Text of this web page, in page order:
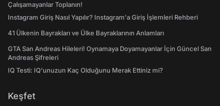
Çalışamayanlar Toplanın!
Instagram Giriş Nasıl Yapılır? Instagram'a Giriş İşlemleri Rehberi
41 Ülkenin Bayrakları ve Ülke Bayraklarının Anlamları
GTA San Andreas Hileleri! Oynamaya Doyamayanlar İçin Güncel San
Andreas Şifreleri
IQ Testi: IQ'unuzun Kaç Olduğunu Merak Ettiniz mi?
Keşfet